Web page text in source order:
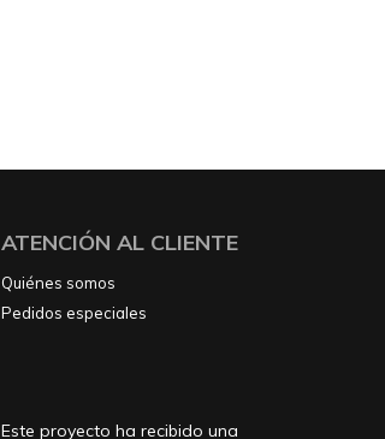
ATENCIÓN AL CLIENTE
Quiénes somos
Pedidos especiales
Este proyecto ha recibido una